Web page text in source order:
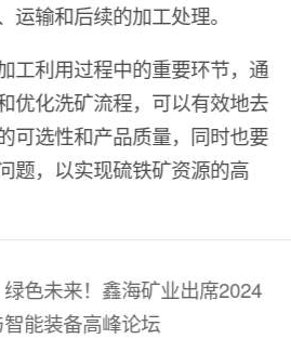
运输和后续的加工处理。
工利用过程中的重要环节，通
优化洗矿流程，可以有效地去
可选性和产品质量，同时也要
题，以实现硫铁矿资源的高
色未来！鑫海矿业出席2024
能装备高峰论坛